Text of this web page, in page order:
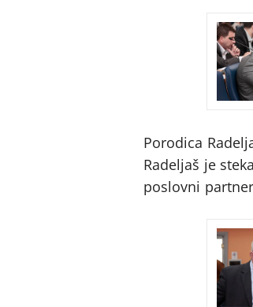
Porodica
Radeljaš je
poslovni